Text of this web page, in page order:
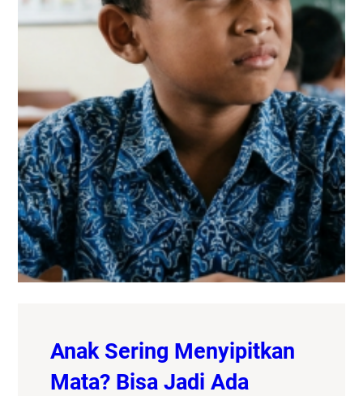
Anak Sering Menyipitkan
Mata? Bisa Jadi Ada